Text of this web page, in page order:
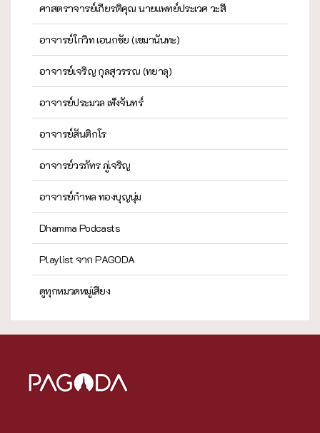
ศาสตราจารย์เกียรติคุณ นายแพทย์ประเวศ วะสี
อาจารย์โกวิท เอนกชัย (เขมานันทะ)
อาจารย์เจริญ กุลสุวรรณ (ทยาลุ)
อาจารย์ประมวล เพ็งจันทร์
อาจารย์สันติกโร
อาจารย์วรภัทร ภู่เจริญ
อาจารย์กำพล ทองบุญนุ่ม
Dhamma Podcasts
Playlist จาก PAGODA
ดูทุกหมวดหมู่เสียง